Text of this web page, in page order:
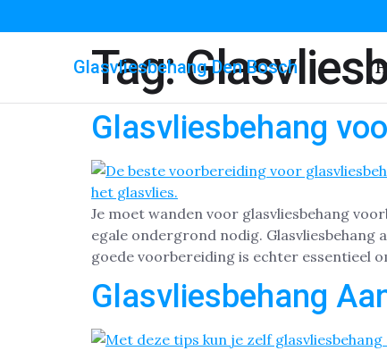
Glasvliesbehang Den Bosch
Tag:
Glasvliesbehang
Je moet wanden voor glasvliesbehang
egale ondergrond nodig. Glasvliesbehang
goede voorbereiding is echter essentieel
Glasvliesbehang